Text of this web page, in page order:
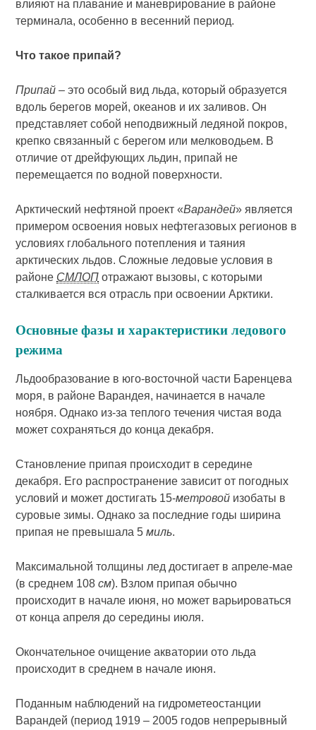
влияют на плавание и маневрирование в районе
терминала, особенно в весенний период.
Что такое припай?
Припай – это особый вид льда, который образуется
вдоль берегов морей, океанов и их заливов. Он
представляет собой неподвижный ледяной покров,
крепко связанный с берегом или мелководьем. В
отличие от дрейфующих льдин, припай не
перемещается по водной поверхности.
Арктический нефтяной проект «Варандей» является
примером освоения новых нефтегазовых регионов в
условиях глобального потепления и таяния
арктических льдов. Сложные ледовые условия в
районе СМЛОП отражают вызовы, с которыми
сталкивается вся отрасль при освоении Арктики.
Основные фазы и характеристики ледового
режима
Льдообразование в юго-восточной части Баренцева
моря, в районе Варандея, начинается в начале
ноября. Однако из-за теплого течения чистая вода
может сохраняться до конца декабря.
Становление припая происходит в середине
декабря. Его распространение зависит от погодных
условий и может достигать 15-метровой изобаты в
суровые зимы. Однако за последние годы ширина
припая не превышала 5миль.
Максимальной толщины лед достигает в апреле-мае
(в среднем 108см). Взлом припая обычно
происходит в начале июня, но может варьироваться
от конца апреля до середины июля.
Окончательное очищение акватории ото льда
происходит в среднем в начале июня.
Поданным наблюдений на гидрометеостанции
Варандей (период 1919 – 2005 годов непрерывный